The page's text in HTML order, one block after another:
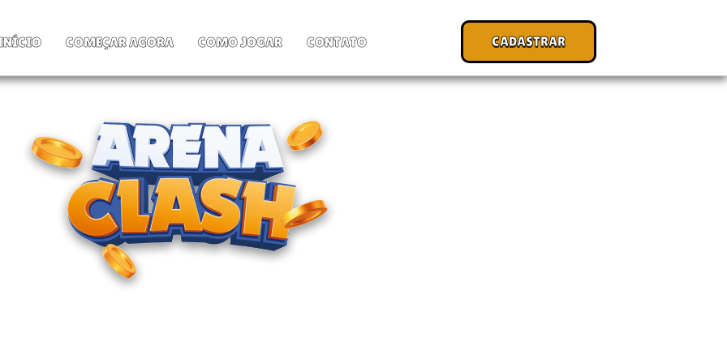
COMEÇAR AGORA COMO JOGAR CONTATO CADASTRAR